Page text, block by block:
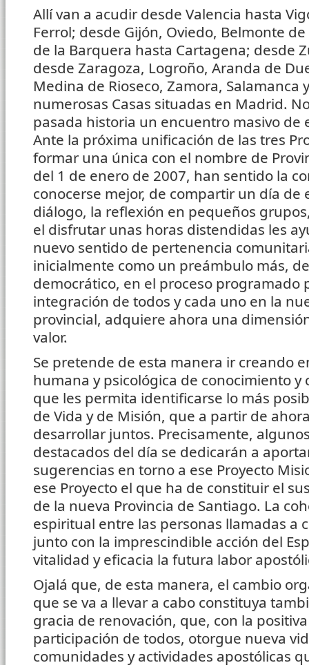
Allí van a acudir desde Valencia hasta
Ferrol; desde Gijón, Oviedo, Belmonte
de la Barquera hasta Cartagena; desde
desde Zaragoza, Logroño, Aranda de
Medina de Rioseco, Zamora, Salamanca
numerosas Casas situadas en Madrid.
pasada historia un encuentro masivo de
Ante la próxima unificación de las tres
formar una única con el nombre de
del 1 de enero de 2007, han sentido la
conocerse mejor, de compartir un día de
diálogo, la reflexión en pequeños
el disfrutar unas horas distendidas les
nuevo sentido de pertenencia
inicialmente como un preámbulo más,
democrático, en el proceso programado
integración de todos y cada uno en la
provincial, adquiere ahora una
valor.
Se pretende de esta manera ir creando
humana y psicológica de conocimiento
que les permita identificarse lo más
de Vida y de Misión, que a partir de
desarrollar juntos. Precisamente,
destacados del día se dedicarán a
sugerencias en torno a ese Proyecto
ese Proyecto el que ha de constituir el
de la nueva Provincia de Santiago. La
espiritual entre las personas llamadas a
junto con la imprescindible acción del
vitalidad y eficacia la futura labor
Ojalá que, de esta manera, el cambio
que se va a llevar a cabo constituya
gracia de renovación, que, con la
participación de todos, otorgue nueva
comunidades y actividades apostólicas